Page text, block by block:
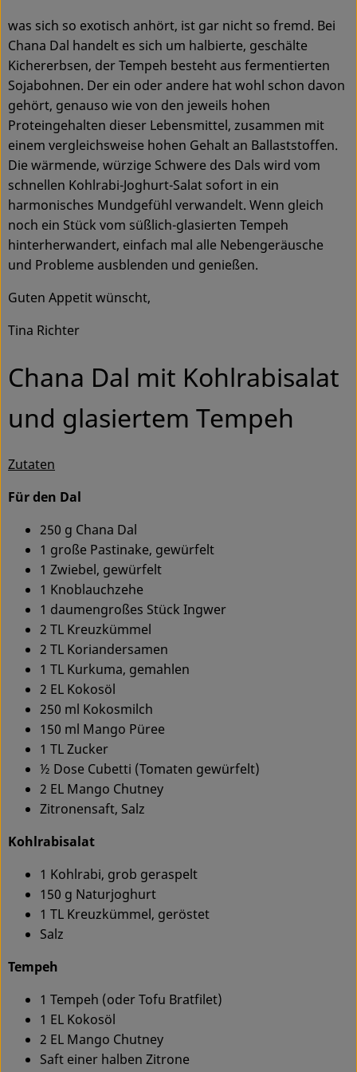
Obst & Gemüse
Kühltheke
Backwaren
Haltbares
Getränke
Drogerie
Service
was sich so exotisch anhört, ist gar nicht so fremd. Bei
Chana Dal handelt es sich um halbierte, geschälte
Kichererbsen, der Tempeh besteht aus fermentierten
Sojabohnen. Der ein oder andere hat wohl schon davon
gehört, genauso wie von den jeweils hohen
Proteingehalten dieser Lebensmittel, zusammen mit
einem vergleichsweise hohen Gehalt an Ballaststoffen.
Die wärmende, würzige Schwere des Dals wird vom
schnellen Kohlrabi-Joghurt-Salat sofort in ein
harmonisches Mundgefühl verwandelt. Wenn gleich
noch ein Stück vom süßlich-glasierten Tempeh
hinterherwandert, einfach mal alle Nebengeräusche
und Probleme ausblenden und genießen.
Guten Appetit wünscht,
Tina Richter
Chana Dal mit Kohlrabisalat
und glasiertem Tempeh
Zutaten
Für den Dal
250 g Chana Dal
1 große Pastinake, gewürfelt
1 Zwiebel, gewürfelt
1 Knoblauchzehe
1 daumengroßes Stück Ingwer
2 TL Kreuzkümmel
2 TL Koriandersamen
1 TL Kurkuma, gemahlen
2 EL Kokosöl
250 ml Kokosmilch
150 ml Mango Püree
1 TL Zucker
½ Dose Cubetti (Tomaten gewürfelt)
2 EL Mango Chutney
Zitronensaft, Salz
Kohlrabisalat
1 Kohlrabi, grob geraspelt
150 g Naturjoghurt
1 TL Kreuzkümmel, geröstet
Salz
Tempeh
1 Tempeh (oder Tofu Bratfilet)
1 EL Kokosöl
2 EL Mango Chutney
Saft einer halben Zitrone